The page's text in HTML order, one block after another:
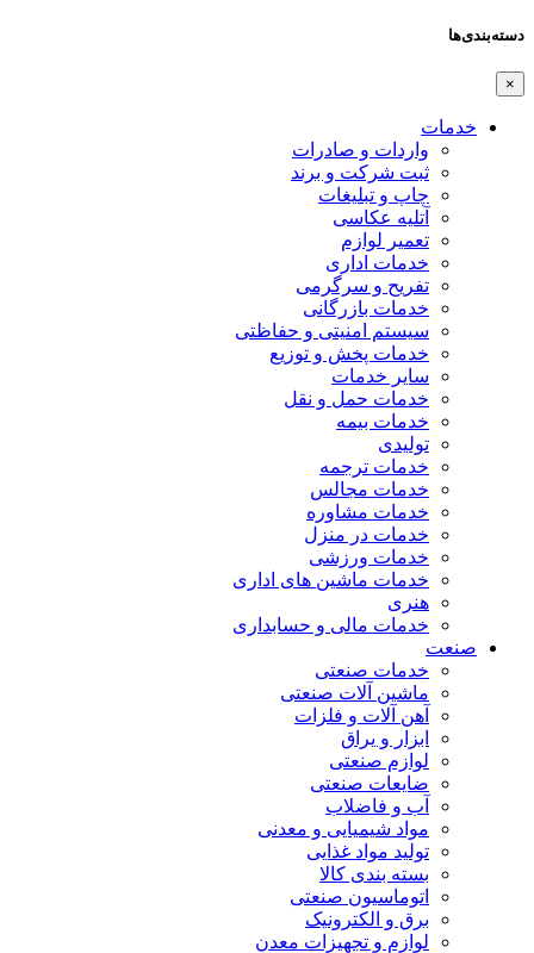
دسته‌بندی‌ها
×
خدمات
واردات و صادرات
ثبت شرکت و برند
چاپ و تبلیغات
آتلیه عکاسی
تعمیر لوازم
خدمات اداری
تفریح و سرگرمی
خدمات بازرگانی
سیستم امنیتی و حفاظتی
خدمات پخش و توزیع
سایر خدمات
خدمات حمل و نقل
خدمات بیمه
تولیدی
خدمات ترجمه
خدمات مجالس
خدمات مشاوره
خدمات در منزل
خدمات ورزشی
خدمات ماشین های اداری
هنری
خدمات مالی و حسابداری
صنعت
خدمات صنعتی
ماشین آلات صنعتی
آهن آلات و فلزات
ابزار و یراق
لوازم صنعتی
ضایعات صنعتی
آب و فاضلاب
مواد شیمیایی و معدنی
تولید مواد غذایی
بسته بندی کالا
اتوماسیون صنعتی
برق و الکترونیک
لوازم و تجهیزات معدن